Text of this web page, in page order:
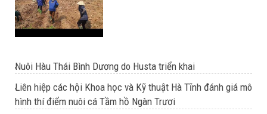
Nuôi Hàu Thái Bình Dương do Husta triển khai
Liên hiệp các hội Khoa học và Kỹ thuật Hà Tĩnh đánh giá mô
hình thí điểm nuôi cá Tầm hồ Ngàn Trươi